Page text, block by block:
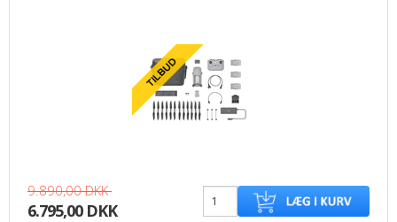
9.890,00 DKK
6.795,00 DKK